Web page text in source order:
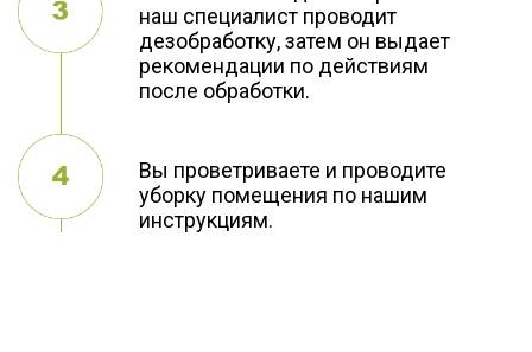
наш специалист проводит
дезобработку, затем он выдает
рекомендации по действиям
после обработки.
Вы проветриваете и проводите
уборку помещения по нашим
инструкциям.